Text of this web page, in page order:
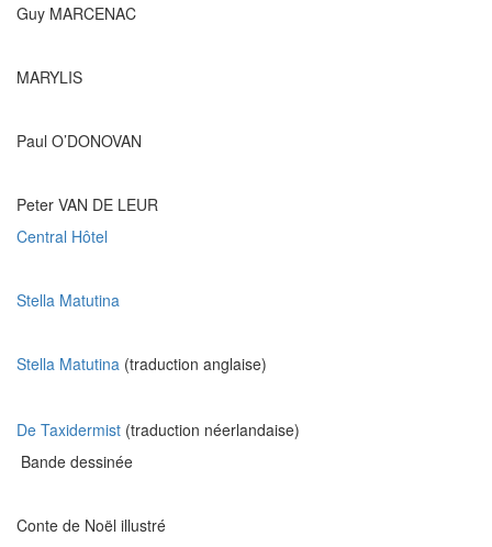
Guy MARCENAC
MARYLIS
Paul O’DONOVAN
Peter VAN DE LEUR
Central Hôtel
Stella Matutina
Stella Matutina (traduction anglaise)
De Taxidermist (traduction néerlandaise)
Bande dessinée
Conte de Noël illustré